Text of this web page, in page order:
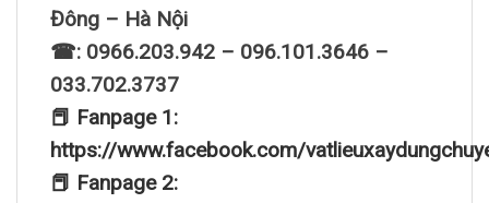
Đông – Hà Nội
☎: 0966.203.942 – 096.101.3646 –
033.702.3737
📕 Fanpage 1:
https://www.facebook.com/
📕 Fanpage 2: